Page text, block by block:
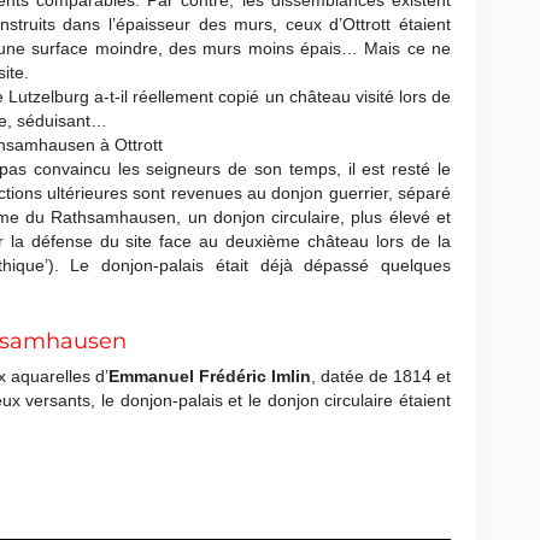
dans l’épaisseur des murs, ceux d’Ottrott étaient
surface moindre, des murs moins épais… Mais ce ne
Lutzelburg a-t-il réellement copié un château visité lors de
séduisant…
convaincu les seigneurs de son temps, il est resté le
ultérieures sont revenues au donjon guerrier, séparé
du Rathsamhausen, un donjon circulaire, plus élevé et
la défense du site face au deuxième château lors de la
Le donjon-palais était déjà dépassé quelques
aquarelles d’Emmanuel Frédéric Imlin , datée de 1814 et
versants, le donjon-palais et le donjon circulaire étaient